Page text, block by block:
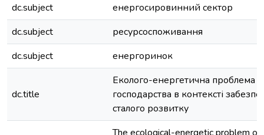
dc.subject
енергосировинний сектор
dc.subject
ресурсоспоживання
dc.subject
енергоринок
dc.title
Еколого-енергетична проблема
господарства в контексті
сталого розвитку